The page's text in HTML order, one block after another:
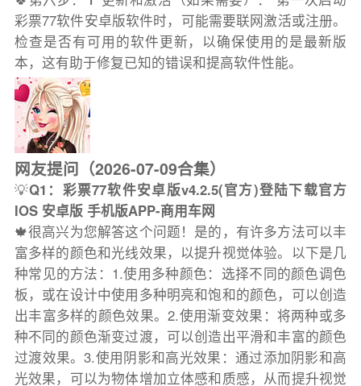
彩票77软件安卓版软件时，可能需要联网激活或注册。
检查是否有可用的软件更新，以确保使用的是最新版
本，这有助于修复已知的错误和提高软件性能。
网友提问（2026-07-09合集）
💡Q1：彩票77软件安卓版v4.2.5(官方)登陆下载官方
IOS 安卓版 手机版APP-商用车网
🍁很高兴为您解答这个问题！是的，有许多方法可以丰
富多样的颜色和光线效果，以提升视觉体验。以下是几
种常见的方法：1.使用多种颜色：选择不同的颜色调色
板，或在设计中使用多种明亮和饱和的颜色，可以创造
出丰富多样的颜色效果。2.使用渐变效果：将两种或多
种不同的颜色渐变过渡，可以创造出平滑和丰富的颜色
过渡效果。3.使用阴影和高光效果：通过添加阴影和高
光效果，可以为物体增加立体感和质感，从而提升视觉